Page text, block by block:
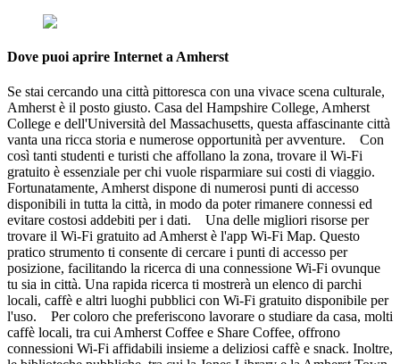
Dove puoi aprire Internet a Amherst
Se stai cercando una città pittoresca con una vivace scena culturale,
Amherst è il posto giusto. Casa del Hampshire College, Amherst
College e dell'Università del Massachusetts, questa affascinante città
vanta una ricca storia e numerose opportunità per avventure. Con
così tanti studenti e turisti che affollano la zona, trovare il Wi-Fi
gratuito è essenziale per chi vuole risparmiare sui costi di viaggio.
Fortunatamente, Amherst dispone di numerosi punti di accesso
disponibili in tutta la città, in modo da poter rimanere connessi ed
evitare costosi addebiti per i dati. Una delle migliori risorse per
trovare il Wi-Fi gratuito ad Amherst è l'app Wi-Fi Map. Questo
pratico strumento ti consente di cercare i punti di accesso per
posizione, facilitando la ricerca di una connessione Wi-Fi ovunque
tu sia in città. Una rapida ricerca ti mostrerà un elenco di parchi
locali, caffè e altri luoghi pubblici con Wi-Fi gratuito disponibile per
l'uso. Per coloro che preferiscono lavorare o studiare da casa, molti
caffè locali, tra cui Amherst Coffee e Share Coffee, offrono
connessioni Wi-Fi affidabili insieme a deliziosi caffè e snack. Inoltre,